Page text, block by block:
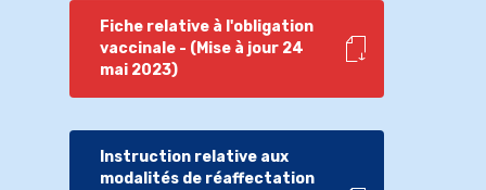
Fiche relative à l'obligation
vaccinale - (Mise à jour 24
mai 2023)
Instruction relative aux
modalités de réaffectation